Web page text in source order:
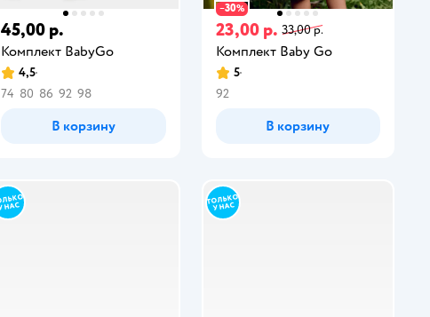
45,00 р.
Комплект BabyGо
4,5
74 80 86 92 98
В корзину
−30%
23,00 р. 33,00 р.
Комплект Baby Gо
5
92
В корзину